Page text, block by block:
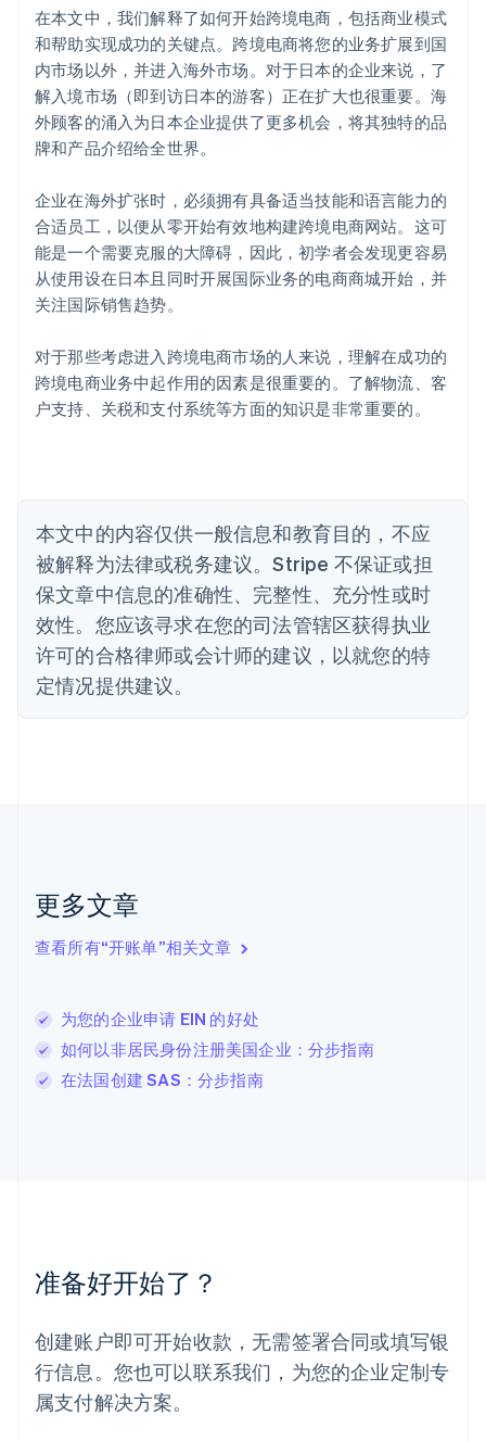
在本文中，我们解释了如何开始跨境电商，包括商业模式
和帮助实现成功的关键点。跨境电商将您的业务扩展到国
内市场以外，并进入海外市场。对于日本的企业来说，了
解入境市场（即到访日本的游客）正在扩大也很重要。海
外顾客的涌入为日本企业提供了更多机会，将其独特的品
牌和产品介绍给全世界。
企业在海外扩张时，必须拥有具备适当技能和语言能力的
合适员工，以便从零开始有效地构建跨境电商网站。这可
能是一个需要克服的大障碍，因此，初学者会发现更容易
从使用设在日本且同时开展国际业务的电商商城开始，并
关注国际销售趋势。
对于那些考虑进入跨境电商市场的人来说，理解在成功的
跨境电商业务中起作用的因素是很重要的。了解物流、客
户支持、关税和支付系统等方面的知识是非常重要的。
本文中的内容仅供一般信息和教育目的，不应
被解释为法律或税务建议。Stripe 不保证或担
保文章中信息的准确性、完整性、充分性或时
效性。您应该寻求在您的司法管辖区获得执业
许可的合格律师或会计师的建议，以就您的特
定情况提供建议。
更多文章
查看所有“开账单”相关文章
为您的企业申请 EIN 的好处
如何以非居民身份注册美国企业：分步指南
在法国创建 SAS：分步指南
准备好开始了？
创建账户即可开始收款，无需签署合同或填写银
行信息。您也可以联系我们，为您的企业定制专
属支付解决方案。
爱尔兰
English
爱沙尼亚
English
奥地利
Deutsch English
English
巴西
PortuguêsEnglish
English
丹麦
English
德国
DeutschEnglish
法国
FrançaisEnglish
芬兰
EnglishSvenska
English Italiano
拉脱维亚
立陶宛
DeutschEnglish
卢森堡
FrançaisDeutsch English
罗马尼亚
墨西哥
EspañolEnglish
English
葡萄牙
PortuguêsEnglish
日本